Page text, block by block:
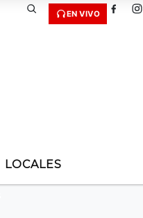
EN VIVO
LOCALES